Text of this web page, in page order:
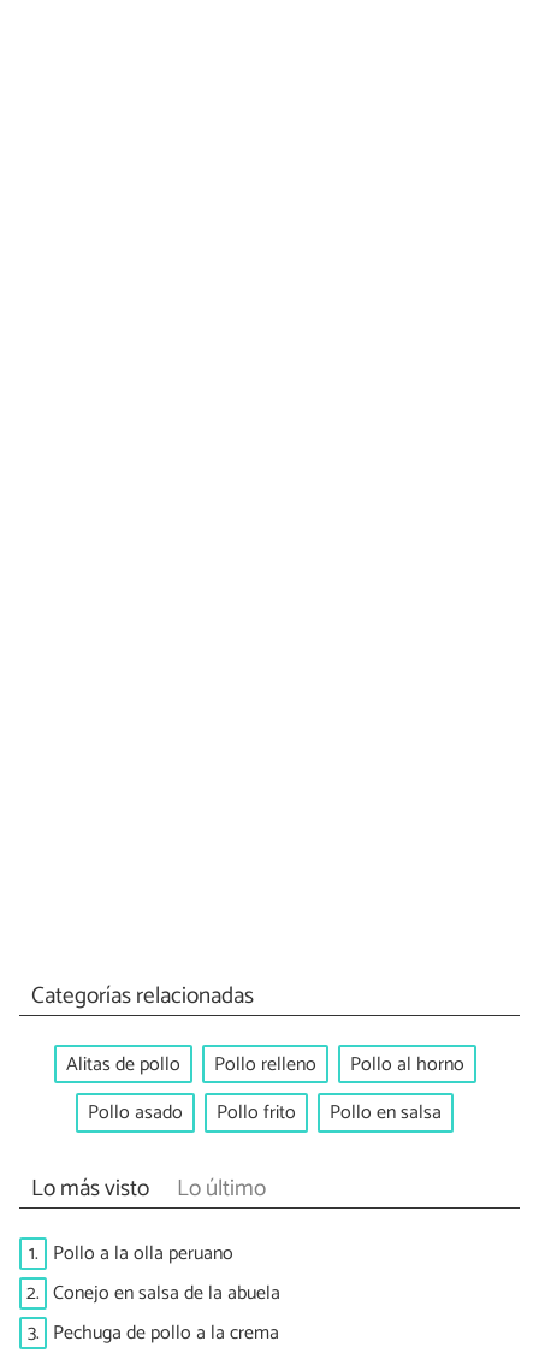
Categorías relacionadas
Alitas de pollo Pollo relleno
Pollo al horno
Pollo asado
Pollo frito Pollo en salsa
Lo más visto Lo último
1. Pollo a la olla peruano
2. Conejo en salsa de la abuela
3. Pechuga de pollo a la crema